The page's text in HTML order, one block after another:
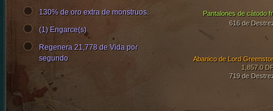
Pantalones de cátodo
616 de
Abanico de Lord
1,857.0
719 de
130% de oro extra de monstruos.
(1) Engarce(s)
Regenera 21,778 de Vida por
segundo